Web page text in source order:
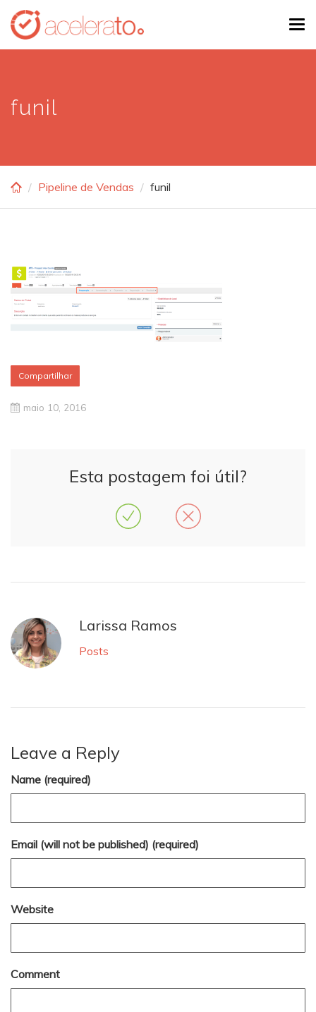
Skip
main
funil
Pipeline de Vendas funil
Compartilhar
maio 10, 2016
Esta postagem foi útil?
Larissa Ramos
Posts
Leave a Reply
Name (required)
Email (will not be published) (required)
Website
Comment